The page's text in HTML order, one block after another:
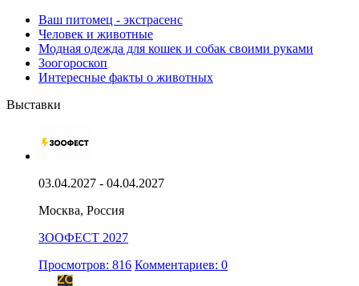
Ваш питомец - экстрасенс
Человек и животные
Модная одежда для кошек и собак своими руками
Зоогороскоп
Интересные факты о животных
Выставки
03.04.2027 - 04.04.2027
Москва, Россия
ЗООФЕСТ 2027
Просмотров: 816 Комментариев: 0